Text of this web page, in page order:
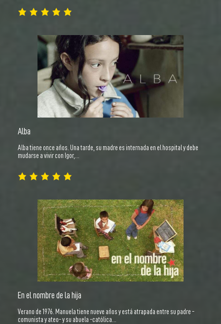
Alba
Alba tiene once años. Una tarde, su madre es internada en el hospital y debe
mudarse a vivir con Igor,…
En el nombre de la hija
Verano de 1976. Manuela tiene nueve años y está atrapada entre su padre -
comunista y ateo- y su abuela -católica…